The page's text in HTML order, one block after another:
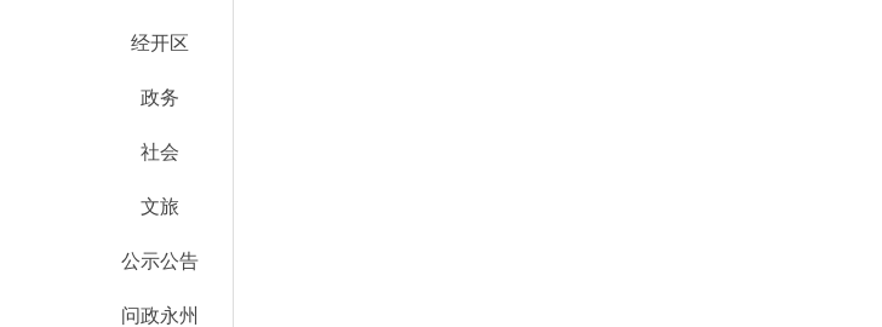
经开区
政务
社会
文旅
公示公告
问政永州